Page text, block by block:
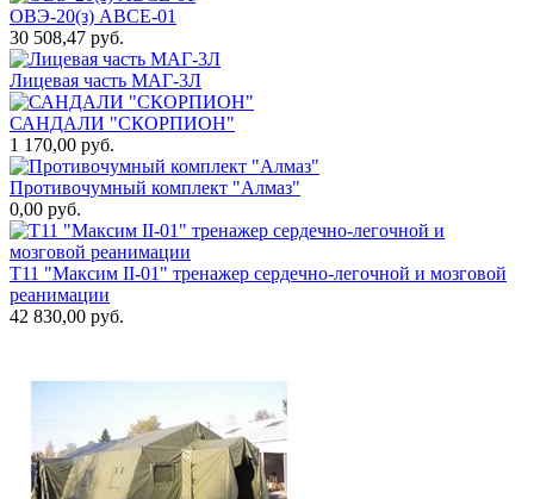
ОВЭ-20(з) АВCЕ-01
30 508,47 руб.
Лицевая часть МАГ-3Л
САНДАЛИ "СКОРПИОН"
1 170,00 руб.
Противочумный комплект "Алмаз"
0,00 руб.
Т11 "Максим II-01" тренажер сердечно-легочной и мозговой
реанимации
42 830,00 руб.